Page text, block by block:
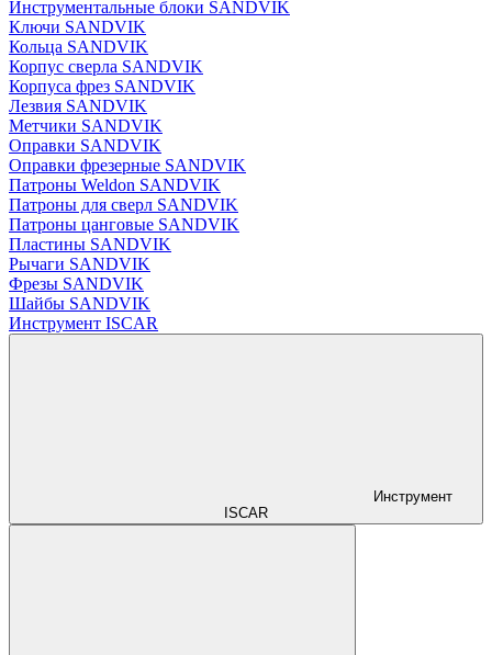
Инструментальные блоки SANDVIK
Ключи SANDVIK
Кольца SANDVIK
Корпус сверла SANDVIK
Корпуса фрез SANDVIK
Лезвия SANDVIK
Метчики SANDVIK
Оправки SANDVIK
Оправки фрезерные SANDVIK
Патроны Weldon SANDVIK
Патроны для сверл SANDVIK
Патроны цанговые SANDVIK
Пластины SANDVIK
Рычаги SANDVIK
Фрезы SANDVIK
Шайбы SANDVIK
Инструмент ISCAR
Инструмент
ISCAR